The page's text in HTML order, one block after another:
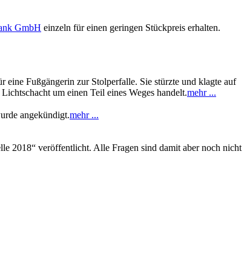
GmbH einzeln für einen geringen Stückpreis erhalten.
eine Fußgängerin zur Stolperfalle. Sie stürzte und klagte auf
um einen Teil eines Weges handelt.mehr ...
angekündigt.mehr ...
2018“ veröffentlicht. Alle Fragen sind damit aber noch nicht